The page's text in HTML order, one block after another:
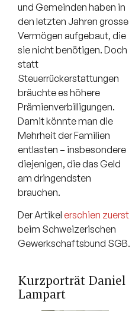
und Gemeinden haben in
den letzten Jahren grosse
Vermögen aufgebaut, die
sie nicht benötigen. Doch
statt
Steuerrückerstattungen
bräuchte es höhere
Prämienverbilligungen.
Damit könnte man die
Mehrheit der Familien
entlasten – insbesondere
diejenigen, die das Geld
am dringendsten
brauchen.
Der Artikel erschien zuerst
beim Schweizerischen
Gewerkschaftsbund SGB.
Kurzporträt Daniel
Lampart